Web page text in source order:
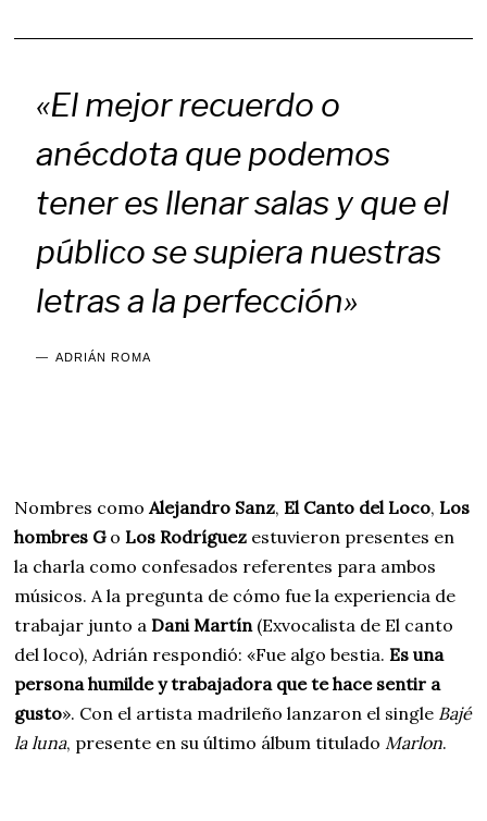
«El mejor recuerdo o
anécdota que podemos
tener es llenar salas y que el
público se supiera nuestras
letras a la perfección»
ADRIÁN ROMA
Nombres comoAlejandro Sanz,El Canto del Loco,Los
hombres Go Los Rodríguez estuvieron presentes en
la charla como confesados referentes para ambos
músicos. A la pregunta de cómo fue la experiencia de
trabajar junto aDani Martín(Exvocalista de El canto
del loco), Adrián respondió: «Fue algo bestia.Es una
persona humilde y trabajadora que te hace sentir a
gusto». Con el artista madrileño lanzaron el single Bajé
la luna, presente en su último álbum tituladoMarlon.